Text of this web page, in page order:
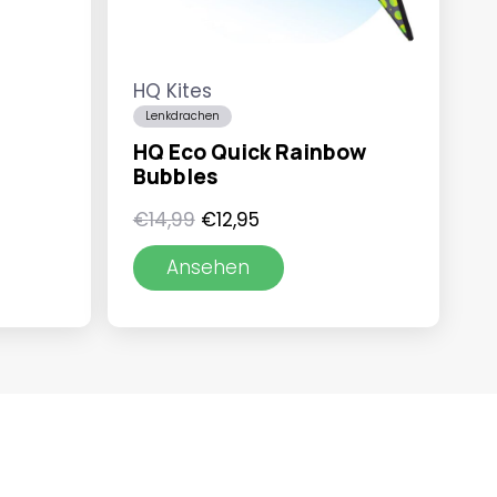
HQ Kites
Lenkdrachen
HQ Eco Quick Rainbow
Bubbles
€14,99 Ursprünglicher
Preis
war:
€12,95Aktueller
Preis
ist:
Ansehen